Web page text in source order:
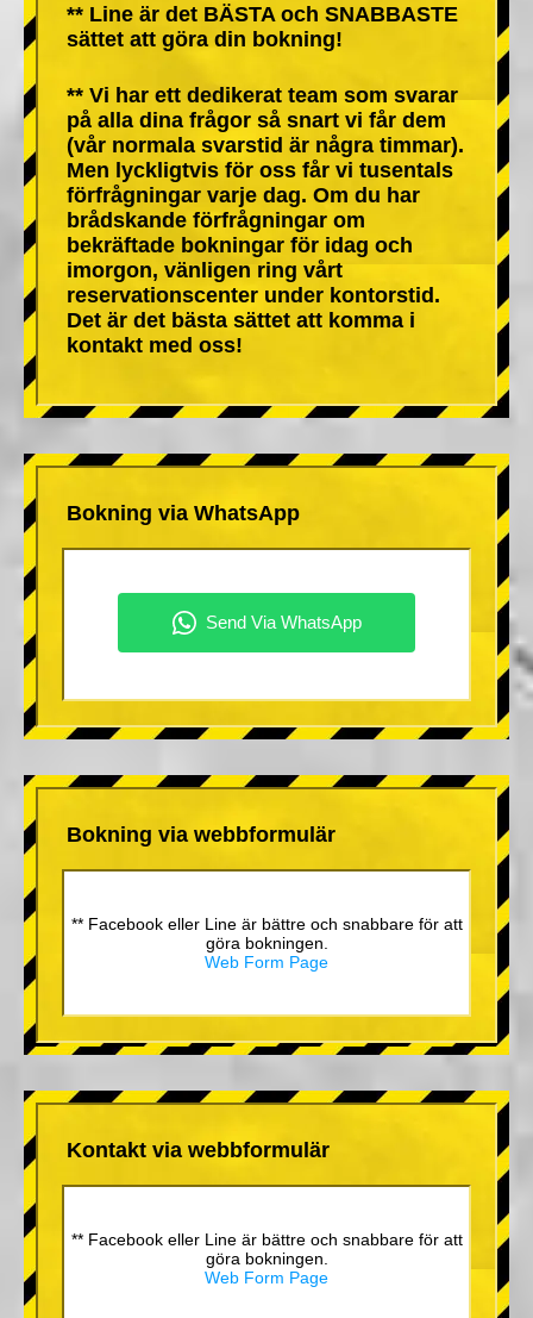
** Line är det BÄSTA och SNABBASTE
sättet att göra din bokning!
** Vi har ett dedikerat team som svarar
på alla dina frågor så snart vi får dem
(vår normala svarstid är några timmar).
Men lyckligtvis för oss får vi tusentals
förfrågningar varje dag. Om du har
brådskande förfrågningar om
bekräftade bokningar för idag och
imorgon, vänligen ring vårt
reservationscenter under kontorstid.
Det är det bästa sättet att komma i
kontakt med oss!
Bokning via WhatsApp
Bokning via webbformulär
** Facebook eller Line är bättre och snabbare för att
göra bokningen.
Web Form Page
Kontakt via webbformulär
** Facebook eller Line är bättre och snabbare för att
göra bokningen.
Web Form Page